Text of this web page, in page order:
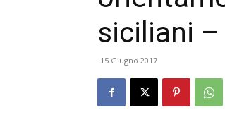
siciliani –
15 Giugno 2017